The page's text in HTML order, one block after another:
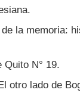
la memoria:
Quito N° 19.
otro lado de